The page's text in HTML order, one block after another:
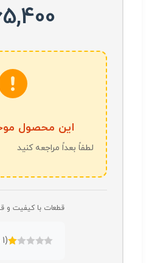
این محصول
لطفاً بعداً مراجعه کنید
قطعات با کیفیت و
(
1